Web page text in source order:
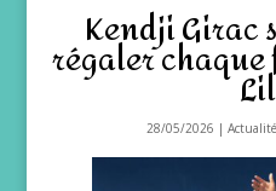
Kendji Girac
régaler chaque
28/05/2026 |